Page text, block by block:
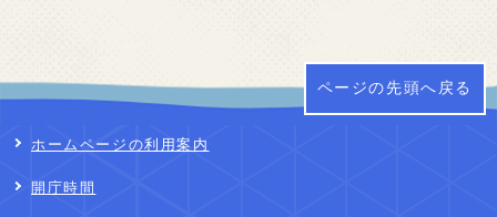
ページの先頭へ戻る
ホームページの利用案内
開庁時間